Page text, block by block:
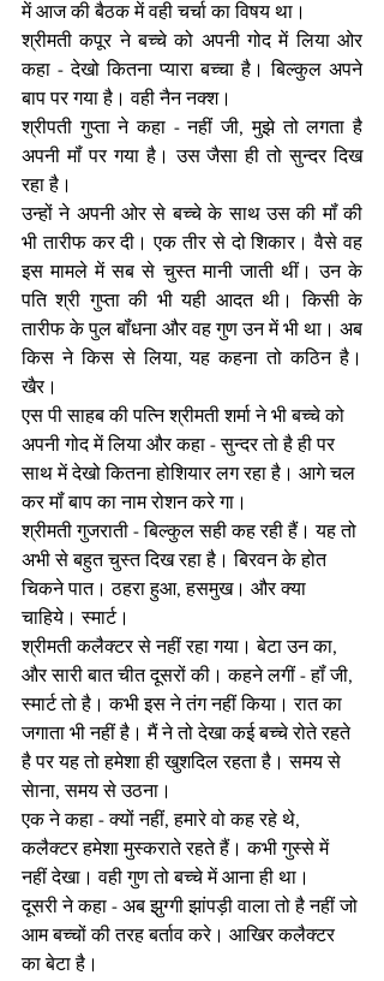
में आज की बैठक में वही चर्चा का विषय था।
श्रीमती कपूर ने बच्चे को अपनी गोद में लिया ओर
कहा - देखो कितना प्यारा बच्चा है। बिल्कुल अपने
बाप पर गया है। वही नैन नक्श।
श्रीपती गुप्ता ने कहा - नहीं जी, मुझे तो लगता है
अपनी मॉं पर गया है। उस जैसा ही तो सुन्दर दिख
रहा है।
उन्हों ने अपनी ओर से बच्चे के साथ उस की मॉं की
भी तारीफ कर दी। एक तीर से दो शिकार। वैसे वह
इस मामले में सब से चुस्त मानी जाती थीं। उन के
पति श्री गुप्ता की भी यही आदत थी। किसी के
तारीफ के पुल बॉंधना और वह गुण उन में भी था। अब
किस ने किस से लिया, यह कहना तो कठिन है।
खैर।
एस पी साहब की पत्नि श्रीमती शर्मा ने भी बच्चे को
अपनी गोद में लिया और कहा - सुन्दर तो है ही पर
साथ में देखो कितना होशियार लग रहा है। आगे चल
कर मॉं बाप का नाम रोशन करे गा।
श्रीमती गुजराती - बिल्कुल सही कह रही हैं। यह तो
अभी से बहुत चुस्त दिख रहा है। बिरवन के होत
चिकने पात। ठहरा हुआ, हसमुख। और क्या
चाहिये। स्मार्ट।
श्रीमती कलैक्टर से नहीं रहा गया। बेटा उन का,
और सारी बात चीत दूसरों की। कहने लगीं - हॉं जी,
स्मार्ट तो है। कभी इस ने तंग नहीं किया। रात का
जगाता भी नहीं है। मैं ने तो देखा कई बच्चे रोते रहते
है पर यह तो हमेशा ही खुशदिल रहता है। समय से
सेाना, समय से उठना।
एक ने कहा - क्यों नहीं, हमारे वो कह रहे थे,
कलैक्टर हमेशा मुस्कराते रहते हैं। कभी गुस्से में
नहीं देखा। वही गुण तो बच्चे में आना ही था।
दूसरी ने कहा - अब झुग्गी झांपड़ी वाला तो है नहीं जो
आम बच्चों की तरह बर्ताव करे। आखिर कलैक्टर
का बेटा है।